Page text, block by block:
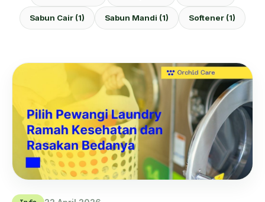
Sabun Cair (1) Sabun Mandi (1) Softener (1)